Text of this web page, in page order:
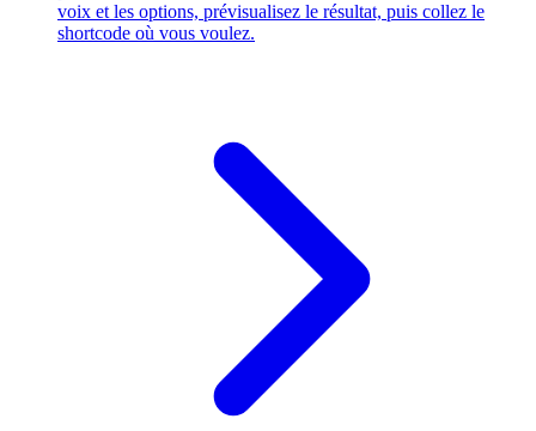
voix et les options, prévisualisez le résultat, puis collez le
shortcode où vous voulez.